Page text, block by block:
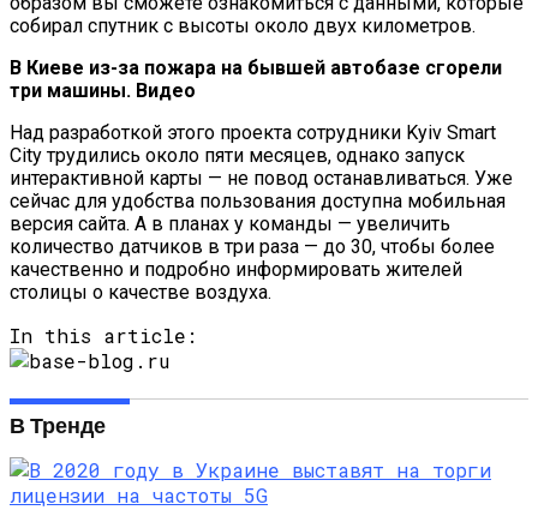
собирал спутник с высоты около двух километров.
В Киеве из-за пожара на бывшей автобазе сгорели
три машины. Видео
Над разработкой этого проекта сотрудники Kyiv Smart
City трудились около пяти месяцев, однако запуск
интерактивной карты — не повод останавливаться. Уже
сейчас для удобства пользования доступна мобильная
версия сайта. А в планах у команды — увеличить
количество датчиков в три раза — до 30, чтобы более
качественно и подробно информировать жителей
столицы о качестве воздуха.
In this article:
В Тренде